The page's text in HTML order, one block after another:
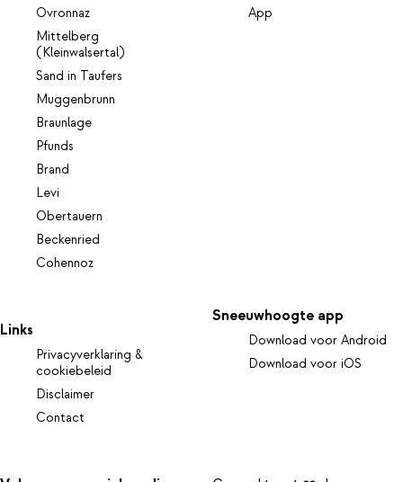
Ovronnaz
Mittelberg
(Kleinwalsertal)
Sand in Taufers
Muggenbrunn
Braunlage
Pfunds
Brand
Levi
Obertauern
Beckenried
Cohennoz
App
Links
Privacyverklaring &
cookiebeleid
Disclaimer
Contact
Sneeuwhoogte app
Download voor Android
Download voor iOS